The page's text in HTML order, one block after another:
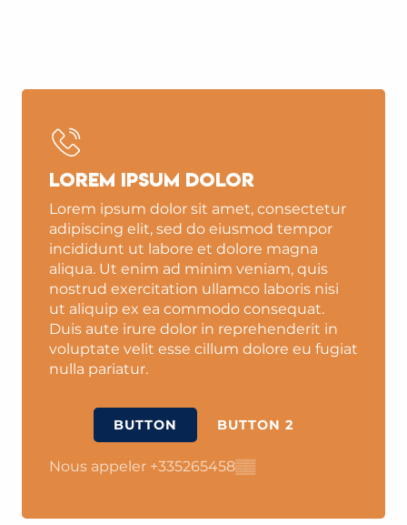
Lorem ipsum dolor
Lorem ipsum dolor sit amet, consectetur
adipiscing elit, sed do eiusmod tempor
incididunt ut labore et dolore magna
aliqua. Ut enim ad minim veniam, quis
nostrud exercitation ullamco laboris nisi
ut aliquip ex ea commodo consequat.
Duis aute irure dolor in reprehenderit in
voluptate velit esse cillum dolore eu fugiat
nulla pariatur.
BUTTON BUTTON 2
Nous appeler +335265458▒▒